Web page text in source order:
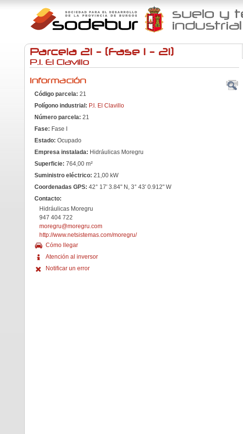
Parcela 21 - (Fase I - 21)
P.I. El Clavillo
Información
Código parcela: 21
Polígono industrial: P.I. El Clavillo
Número parcela: 21
Fase: Fase I
Estado: Ocupado
Empresa instalada: Hidráulicas Moregru
Superficie: 764,00 m²
Suministro eléctrico: 21,00 kW
Coordenadas GPS: 42° 17' 3.84" N, 3° 43' 0.912" W
Contacto:
Hidráulicas Moregru
947 404 722
moregru@moregru.com
http://www.netsistemas.com/moregru/
Cómo llegar
Atención al inversor
Notificar un error